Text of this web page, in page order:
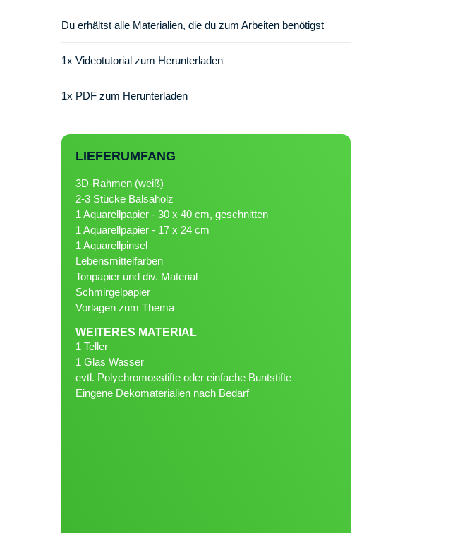
Du erhältst alle Materialien, die du zum Arbeiten benötigst
1x Videotutorial zum Herunterladen
1x PDF zum Herunterladen
LIEFERUMFANG
3D-Rahmen (weiß)
2-3 Stücke Balsaholz
1 Aquarellpapier - 30 x 40 cm, geschnitten
1 Aquarellpapier - 17 x 24 cm
1 Aquarellpinsel
Lebensmittelfarben
Tonpapier und div. Material
Schmirgelpapier
Vorlagen zum Thema
WEITERES MATERIAL
1 Teller
1 Glas Wasser
evtl. Polychromosstifte oder einfache Buntstifte
Eingene Dekomaterialien nach Bedarf